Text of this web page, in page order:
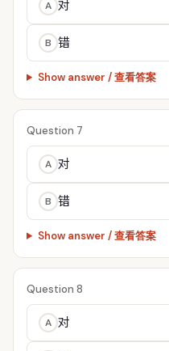
A 对
B 错
Show answer / 查看答案
Question 7
A 对
B 错
Show answer / 查看答案
Question 8
A 对